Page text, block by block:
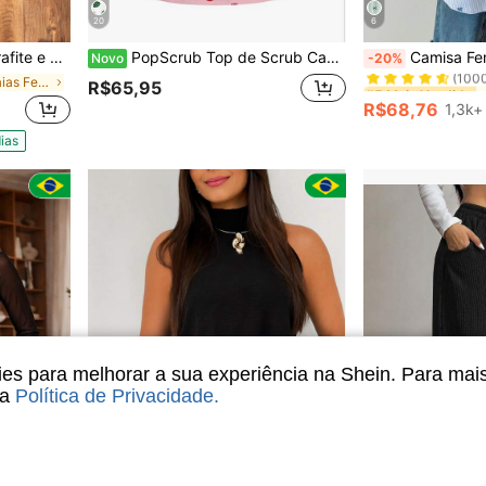
laterais
em Bolso Saias Femininas
20
Novo PopScrub Top de Scrub Casual Minimalista com Estampa de Arco-Íris da Sorte, Adequada para Trabalho, Deslocamento e Hospital de Animais de Estimação
R$65,95
6
-20% Camisa Feminina Listrada com Blocos
#5 Mais Vendido
#5 Mais Vendido
#5 Mais Vendido
#5 Mais Vendido
R$68,76
para melhorar a sua experiência na Shein. Para
Política de Privacidade.